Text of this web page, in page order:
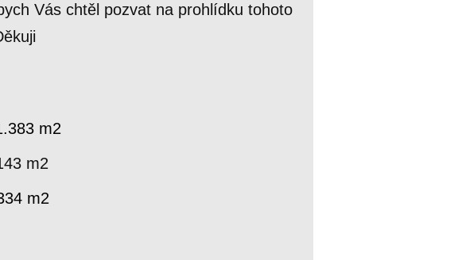
Vás chtěl pozvat na prohlídku tohoto
klady. Děkuji
m2
m2